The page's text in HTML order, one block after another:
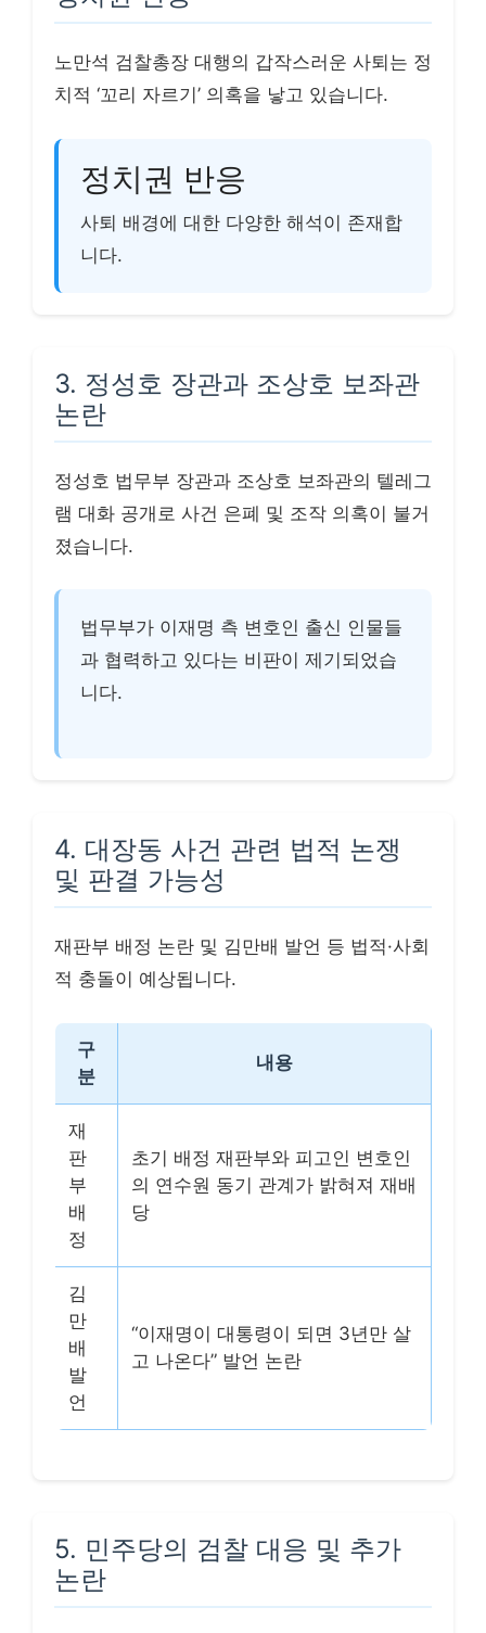
노만석 검찰총장 대행의 갑작스러운 사퇴는 정
치적 ‘꼬리 자르기’ 의혹을 낳고 있습니다.
정치권 반응
사퇴 배경에 대한 다양한 해석이 존재합
니다.
3. 정성호 장관과 조상호 보좌관
논란
정성호 법무부 장관과 조상호 보좌관의 텔레그
램 대화 공개로 사건 은폐 및 조작 의혹이 불거
졌습니다.
법무부가 이재명 측 변호인 출신 인물들
과 협력하고 있다는 비판이 제기되었습
니다.
4. 대장동 사건 관련 법적 논쟁
및 판결 가능성
재판부 배정 논란 및 김만배 발언 등 법적·사회
적 충돌이 예상됩니다.
구
분
내용
재
판
부
배
정
초기 배정 재판부와 피고인 변호인
의 연수원 동기 관계가 밝혀져 재배
당
김
만
배
발
언
“이재명이 대통령이 되면 3년만 살
고 나온다” 발언 논란
5. 민주당의 검찰 대응 및 추가
논란